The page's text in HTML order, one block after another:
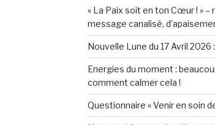
« La Paix soit en ton Cœur ! »
message canalisé,
Nouvelle Lune du 17 Avril 2026
Energies du moment :
comment calmer cela !
Questionnaire « Venir en soin